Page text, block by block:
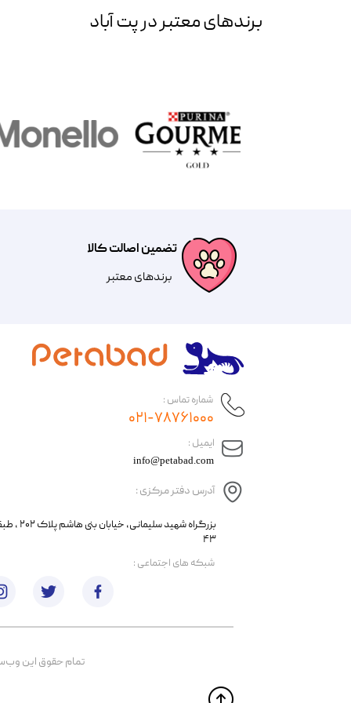
برند‌های معتبر در پت آباد
تضمین اصالت کالا
​​برندهای معتبر​​​​​​​
​ایمیل :
آدرس دفتر مرکزی :
info@petabad.com
​​بزرگراه شهید
۴۳
شماره تماس :
۰۲۱-۷۸۷۶۱۰۰۰
تمام حقوق اين
​شبکه های اجتماعی :